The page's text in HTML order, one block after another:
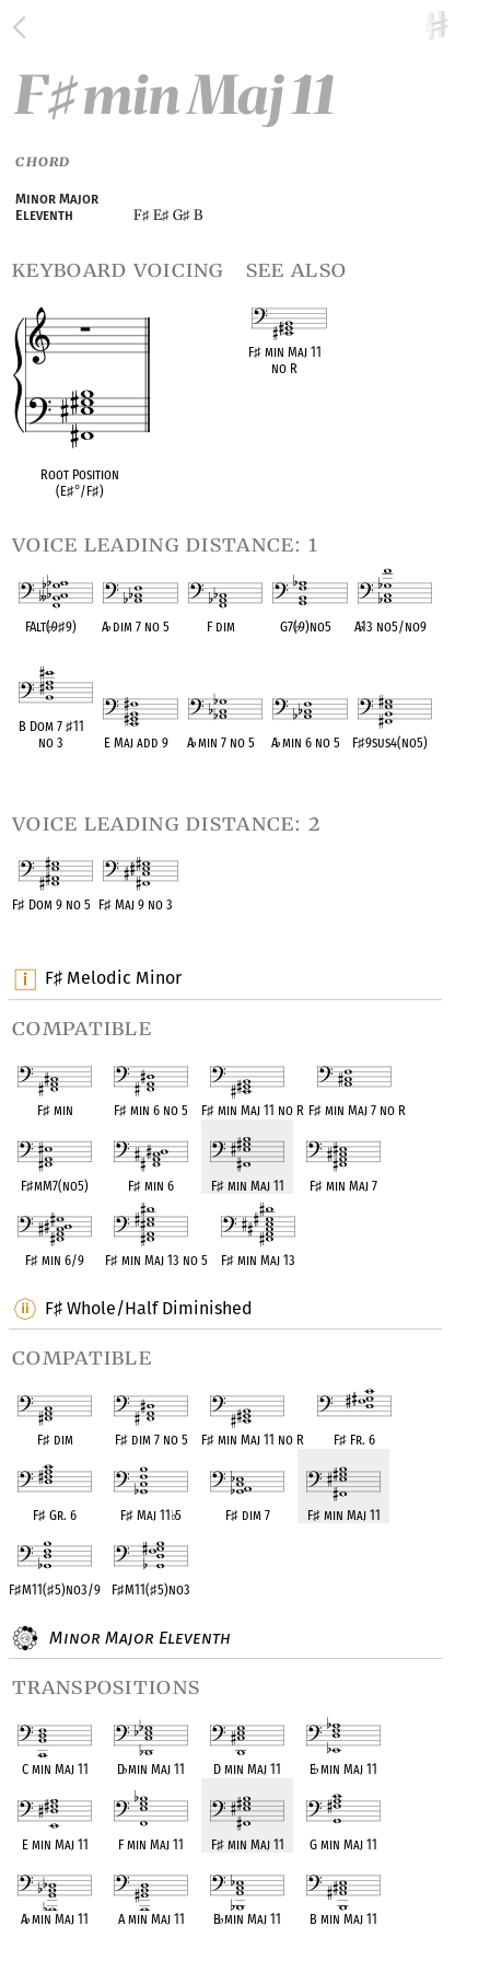
F♯ Melodic Minor
compatible
F♯min F♯ min 6 no 5 F♯ min Maj 11 no R F♯ min Maj 7 no R
F♯mM7(no5) F♯ min 6 F♯min Maj 11 F♯ min Maj 7
F♯ min 6/9 F♯ min Maj 13 no 5 F♯ min Maj 13
F♯ Whole/Half Diminished
compatible
F♯dim F♯dim 7 no 5 F♯ min Maj 11 no R F♯ Fr. 6
F♯ Gr. 6 F♯ Maj 11♭5 F♯dim 7 F♯min Maj 11
F♯M11(♯5)no3/9 F♯M11(♯5)no3
Minor Major Eleventh
transpositions
C min Maj 11 D♭min Maj 11 D min Maj 11 E♭min Maj 11
E min Maj 11 F min Maj 11 F♯min Maj 11 G min Maj 11
A♭min Maj 11 A min Maj 11 B♭min Maj 11 B min Maj 11
F♯min Maj 11
CHORD
Minor Major
Eleventh
F♯ E♯ G♯ B
keyboard voicing
Root Position
(E♯°/F♯)
see also
F♯min Maj 11
no R
voice leading distance: 1
FAlt(♭9♯9) A♭dim 7 no 5 F dim G7(♭9)no5 A♭13 no5/no9
B Dom 7 ♯11
no 3
E Maj add 9 A♭min 7 no 5 A♭min 6 no 5 F♯9sus4(no5)
voice leading distance: 2
F♯Dom 9 no 5 F♯ Maj 9 no 3